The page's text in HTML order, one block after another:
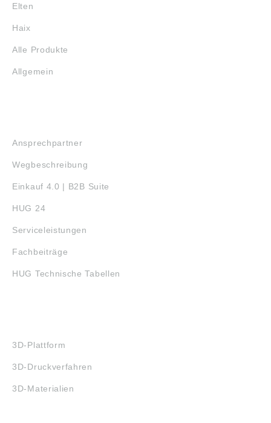
Elten
Haix
Alle Produkte
Allgemein
Ansprechpartner
Wegbeschreibung
Einkauf 4.0 | B2B Suite
HUG 24
Serviceleistungen
Fachbeiträge
HUG Technische Tabellen
3D-Plattform
3D-Druckverfahren
3D-Materialien